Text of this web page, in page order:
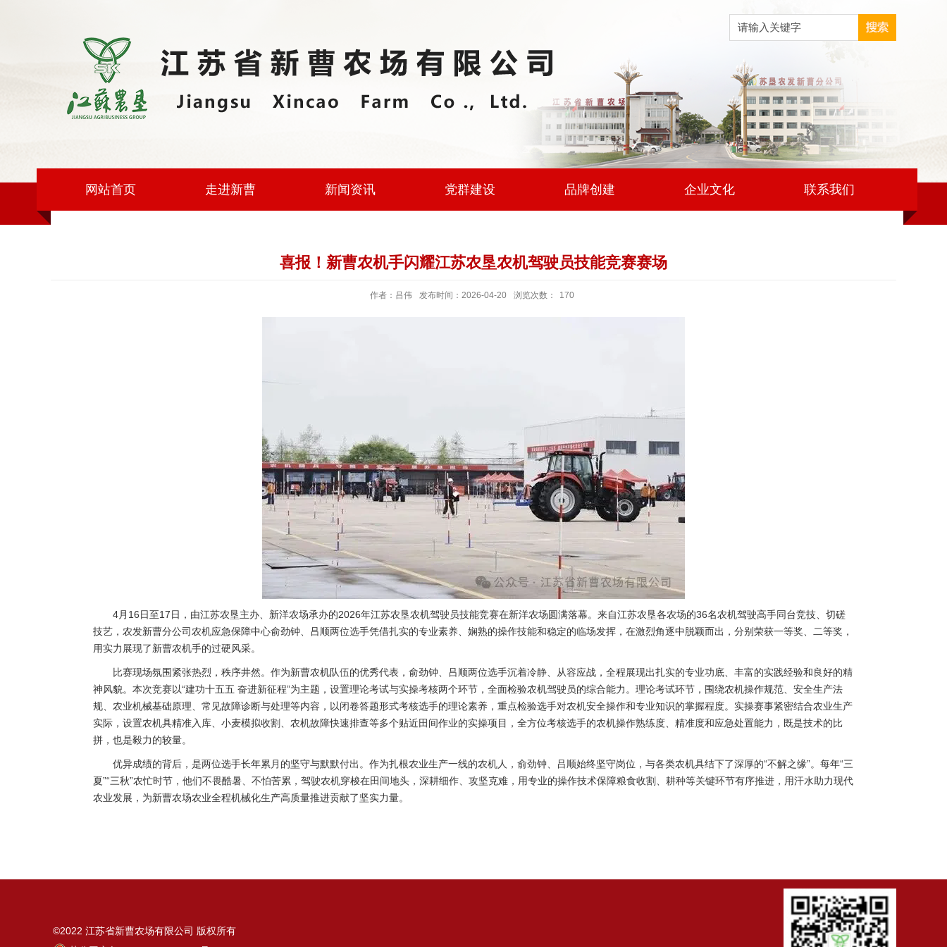
网站首页 走进新曹 新闻资讯 党群建设 品牌创建 企业文化 联系我们
喜报！新曹农机手闪耀江苏农垦农机驾驶员技能竞赛赛场
作者：吕伟 发布时间：2026-04-20 浏览次数： 170
4月16日至17日，由江苏农垦主办、新洋农场承办的2026年江苏农垦农机驾驶员技能竞赛在新洋农场圆满落幕。来自江苏农垦各农场的36名农机驾驶高手同台竞技、切磋
技艺，农发新曹分公司农机应急保障中心俞劲钟、吕顺两位选手凭借扎实的专业素养、娴熟的操作技能和稳定的临场发挥，在激烈角逐中脱颖而出，分别荣获一等奖、二等奖，
用实力展现了新曹农机手的过硬风采。
比赛现场氛围紧张热烈，秩序井然。作为新曹农机队伍的优秀代表，俞劲钟、吕顺两位选手沉着冷静、从容应战，全程展现出扎实的专业功底、丰富的实践经验和良好的精
神风貌。本次竞赛以“建功十五五 奋进新征程”为主题，设置理论考试与实操考核两个环节，全面检验农机驾驶员的综合能力。理论考试环节，围绕农机操作规范、安全生产法
规、农业机械基础原理、常见故障诊断与处理等内容，以闭卷答题形式考核选手的理论素养，重点检验选手对农机安全操作和专业知识的掌握程度。实操赛事紧密结合农业生产
实际，设置农机具精准入库、小麦模拟收割、农机故障快速排查等多个贴近田间作业的实操项目，全方位考核选手的农机操作熟练度、精准度和应急处置能力，既是技术的比
拼，也是毅力的较量。
优异成绩的背后，是两位选手长年累月的坚守与默默付出。作为扎根农业生产一线的农机人，俞劲钟、吕顺始终坚守岗位，与各类农机具结下了深厚的“不解之缘”。每年“三
夏”“三秋”农忙时节，他们不畏酷暑、不怕苦累，驾驶农机穿梭在田间地头，深耕细作、攻坚克难，用专业的操作技术保障粮食收割、耕种等关键环节有序推进，用汗水助力现代
农业发展，为新曹农场农业全程机械化生产高质量推进贡献了坚实力量。
©2022 江苏省新曹农场有限公司 版权所有